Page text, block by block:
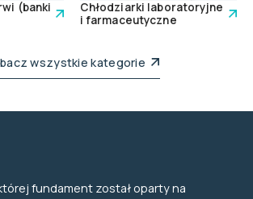
(banki
Chłodziarki laboratoryjne
i farmaceutyczne
wszystkie kategorie
fundament został oparty na